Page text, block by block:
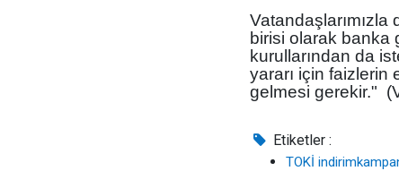
birisi olarak banka
kurullarından da
yararı için faizlerin
gelmesi gerekir."
Etiketler :
TOKİ